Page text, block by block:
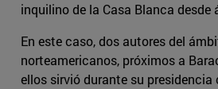
inquilino de la Casa Blanca desde
En este caso, dos autores del
norteamericanos, próximos a
ellos sirvió durante su presidencia